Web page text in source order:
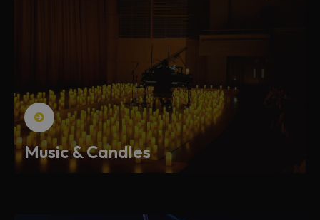
Music & Candles